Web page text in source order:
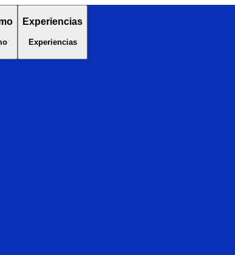
Experiencias
Experiencias